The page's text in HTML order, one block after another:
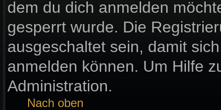
dem du dich anmelden
gesperrt wurde. Die
ausgeschaltet sein, damit
anmelden können. Um Hilfe
Administration.
Nach oben